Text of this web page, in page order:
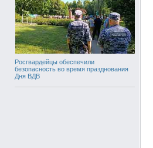
Росгвардейцы обеспечили
безопасность во время празднования
Дня ВДВ